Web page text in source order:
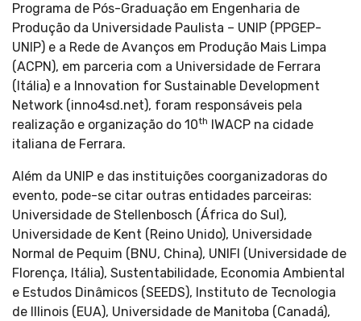
Programa de Pós-Graduação em Engenharia de
Produção da Universidade Paulista – UNIP (PPGEP-
UNIP) e a Rede de Avanços em Produção Mais Limpa
(ACPN), em parceria com a Universidade de Ferrara
(Itália) e a Innovation for Sustainable Development
Network (inno4sd.net), foram responsáveis pela
realização e organização do 10th
IWACP na cidade
italiana de Ferrara.
Além da UNIP e das instituições coorganizadoras do
evento, pode-se citar outras entidades parceiras:
Universidade de Stellenbosch (África do Sul),
Universidade de Kent (Reino Unido), Universidade
Normal de Pequim (BNU, China), UNIFI (Universidade de
Florença, Itália), Sustentabilidade, Economia Ambiental
e Estudos Dinâmicos (SEEDS), Instituto de Tecnologia
de Illinois (EUA), Universidade de Manitoba (Canadá),